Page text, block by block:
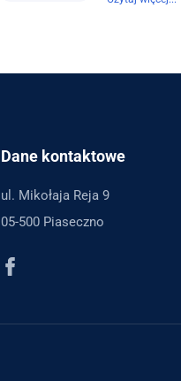
Dane kontaktowe
ul. Mikołaja Reja 9
05-500 Piaseczno